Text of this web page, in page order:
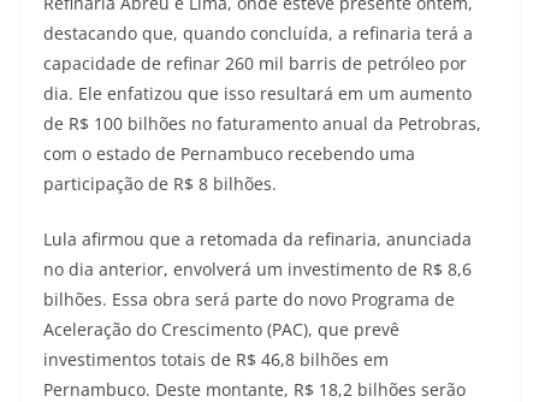
destacando que, quando concluída, a refinaria terá a
capacidade de refinar 260 mil barris de petróleo por
dia. Ele enfatizou que isso resultará em um aumento
de R$ 100 bilhões no faturamento anual da Petrobras,
com o estado de Pernambuco recebendo uma
participação de R$ 8 bilhões.
Lula afirmou que a retomada da refinaria, anunciada
no dia anterior, envolverá um investimento de R$ 8,6
bilhões. Essa obra será parte do novo Programa de
Aceleração do Crescimento (PAC), que prevê
investimentos totais de R$ 46,8 bilhões em
Pernambuco. Deste montante, R$ 18,2 bilhões serão